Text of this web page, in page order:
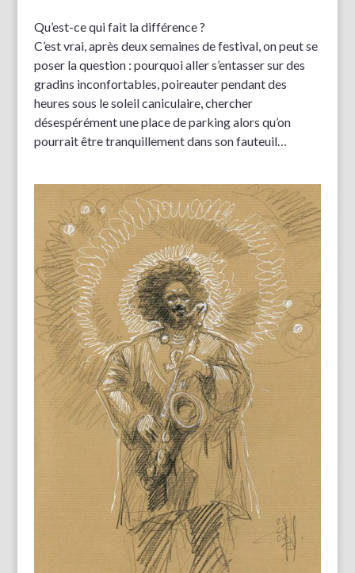
Qu’est-ce qui fait la différence ?
C’est vrai, après deux semaines de festival, on peut se
poser la question : pourquoi aller s’entasser sur des
gradins inconfortables, poireauter pendant des
heures sous le soleil caniculaire, chercher
désespérément une place de parking alors qu’on
pourrait être tranquillement dans son fauteuil…